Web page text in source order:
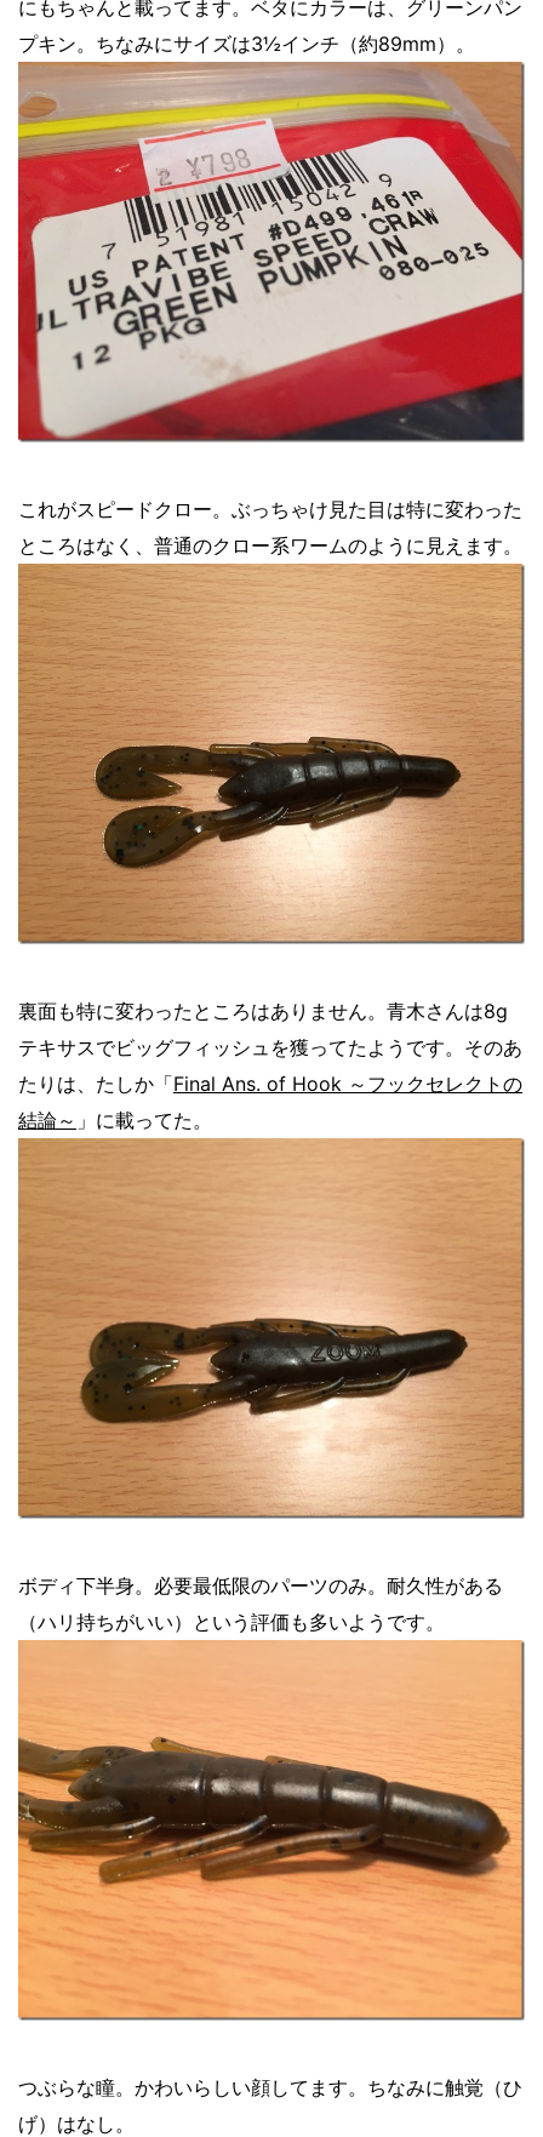
にもちゃんと載ってます。ベタにカラーは、グリーンパン
プキン。ちなみにサイズは3½インチ（約89mm）。
これがスピードクロー。ぶっちゃけ見た目は特に変わった
ところはなく、普通のクロー系ワームのように見えます。
裏面も特に変わったところはありません。青木さんは8g
テキサスでビッグフィッシュを獲ってたようです。そのあ
たりは、たしか「Final Ans. of Hook ～フックセレクトの
結論～ 」に載ってた。
ボディ下半身。必要最低限のパーツのみ。耐久性がある
（ハリ持ちがいい）という評価も多いようです。
つぶらな瞳。かわいらしい顔してます。ちなみに触覚（ひ
げ）はなし。